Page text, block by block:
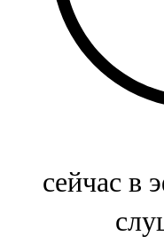
Баулы
107,5 FM
Биләр
Болгар
сейчас в